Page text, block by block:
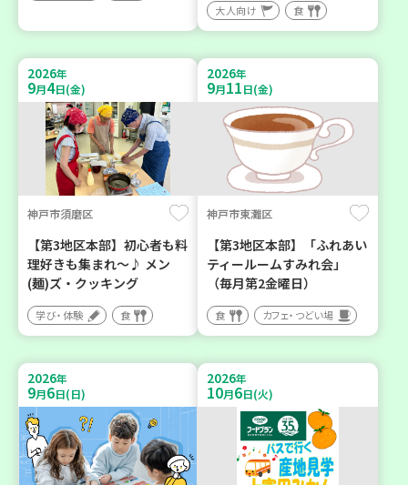
大人向け 食
2026年
9月4日(金)
神戸市須磨区
【第3地区本部】初心者も料
理好きも集まれ～♪ メン
(麺)ズ・クッキング
学び・体験 食
2026年
9月11日(金)
神戸市東灘区
【第3地区本部】「ふれあい
ティールームすみれ会」
（毎月第2金曜日）
食 カフェ・つどい場
2026年
9月6日(日)
2026年
10月6日(火)